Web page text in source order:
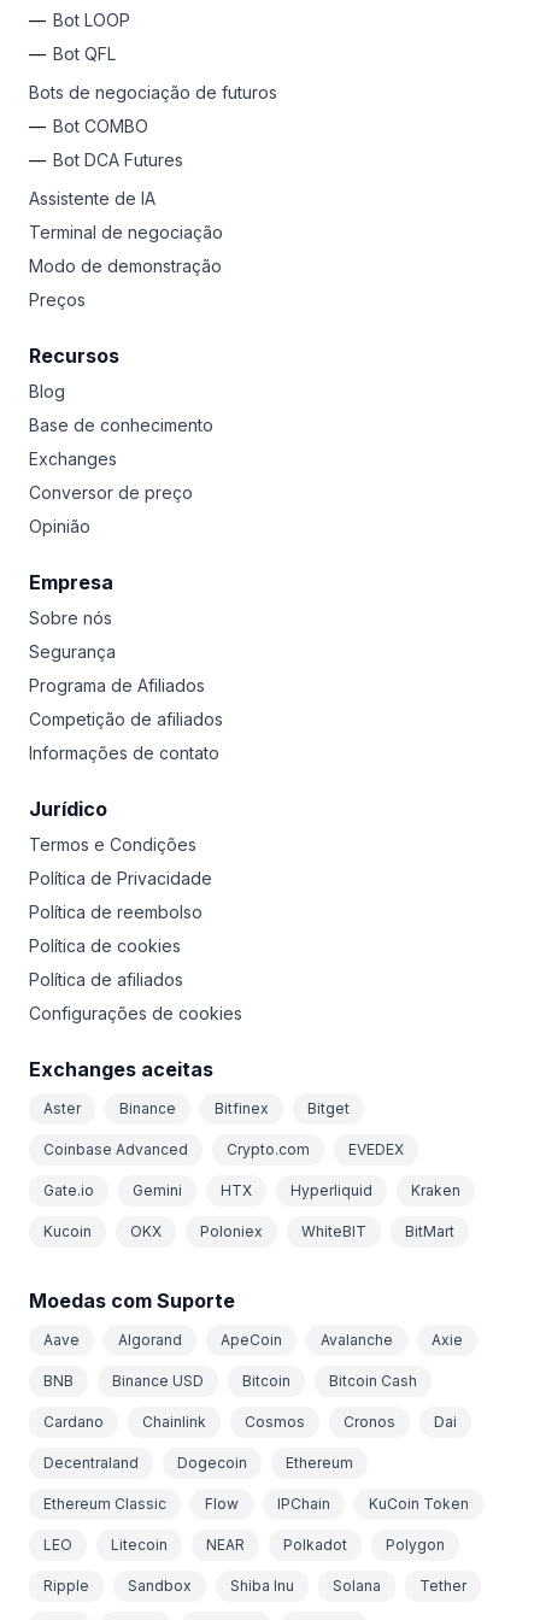
Bot LOOP
Bot QFL
Bots de negociação de futuros
Bot COMBO
Bot DCA Futures
Assistente de IA
Terminal de negociação
Modo de demonstração
Preços
Recursos
Blog
Base de conhecimento
Exchanges
Conversor de preço
Opinião
Empresa
Sobre nós
Segurança
Programa de Afiliados
Competição de afiliados
Informações de contato
Jurídico
Termos e Condições
Política de Privacidade
Política de reembolso
Política de cookies
Política de afiliados
Configurações de cookies
Exchanges aceitas
Aster Binance Bitfinex Bitget
Coinbase Advanced Crypto.com EVEDEX
Gate.io Gemini HTX Hyperliquid Kraken
Kucoin OKX Poloniex WhiteBIT BitMart
Moedas com Suporte
Aave Algorand ApeCoin Avalanche Axie
BNB Binance USD Bitcoin Bitcoin Cash
Cardano Chainlink Cosmos Cronos Dai
Decentraland Dogecoin Ethereum
Ethereum Classic Flow IPChain KuCoin Token
LEO Litecoin NEAR Polkadot Polygon
Ripple Sandbox Shiba Inu Solana Tether